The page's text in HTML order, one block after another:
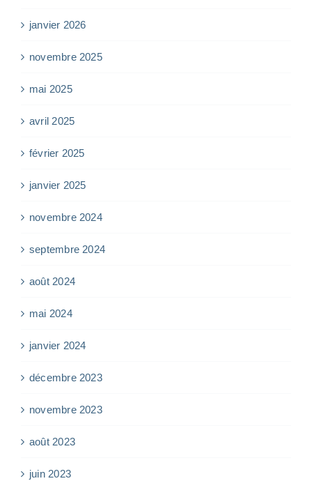
janvier 2026
novembre 2025
mai 2025
avril 2025
février 2025
janvier 2025
novembre 2024
septembre 2024
août 2024
mai 2024
janvier 2024
décembre 2023
novembre 2023
août 2023
juin 2023